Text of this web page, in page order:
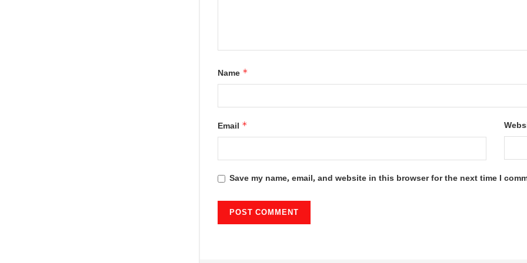
Name *
Email *
Save my name, email, and website in this browser for the next time I